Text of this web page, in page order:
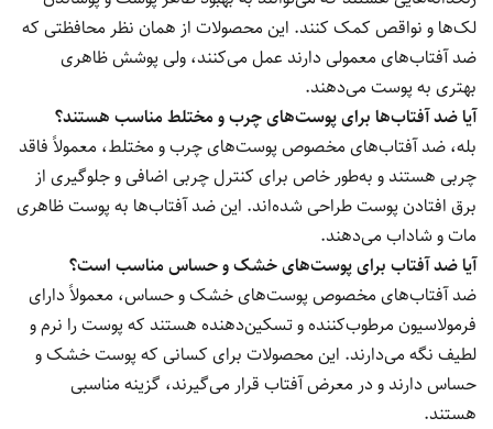
لک‌ها و نواقص کمک کنند. این محصولات از همان نظر محافظتی که
ضد آفتاب‌های معمولی دارند عمل می‌کنند، ولی پوشش ظاهری
بهتری به پوست می‌دهند.
آیا ضد آفتاب‌ها برای پوست‌های چرب و مختلط مناسب هستند؟
بله، ضد آفتاب‌های مخصوص پوست‌های چرب و مختلط، معمولاً فاقد
چربی هستند و به‌طور خاص برای کنترل چربی اضافی و جلوگیری از
برق افتادن پوست طراحی شده‌اند. این ضد آفتاب‌ها به پوست ظاهری
مات و شاداب می‌دهند.
آیا ضد آفتاب برای پوست‌های خشک و حساس مناسب است؟
ضد آفتاب‌های مخصوص پوست‌های خشک و حساس، معمولاً دارای
فرمولاسیون مرطوب‌کننده و تسکین‌دهنده هستند که پوست را نرم و
لطیف نگه می‌دارند. این محصولات برای کسانی که پوست خشک و
حساس دارند و در معرض آفتاب قرار می‌گیرند، گزینه مناسبی
هستند.